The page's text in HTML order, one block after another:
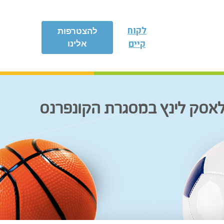
להצטרפות
אלינו
לקוח
קיים
לינץ במסגרת הקונפרנס